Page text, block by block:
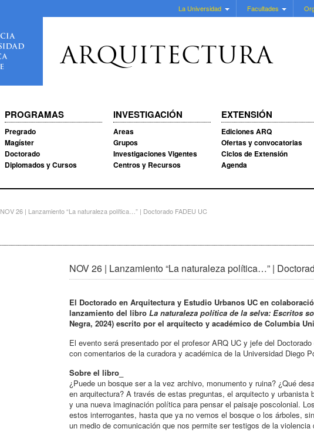
La Universidad Facultades
ARQUITECTURA
PROGRAMAS
Pregrado
Magíster
Doctorado
Diplomados y Cursos
INVESTIGACIÓN
Areas
Grupos
Investigaciones Vigentes
Centros y Recursos
EXTENSIÓN
Ediciones ARQ
Ofertas y convocatorias
Ciclos de Extensión
Agenda
NOV 26 | Lanzamiento “La naturaleza política…” | Doctorado FADEU UC
NOV 26 | Lanzamiento “La naturaleza política…” |
El Doctorado en Arquitectura y Estudio Urbanos UC en
lanzamiento del libro La naturaleza política de la selva: Escritos
Negra, 2024) escrito por el arquitecto y académico de Columbia
El evento será presentado por el profesor ARQ UC y jefe del
con comentarios de la curadora y académica de la Universidad Diego
Sobre el libro_
¿Puede un bosque ser a la vez archivo, monumento y ruina? ¿Qué
en arquitectura? A través de estas preguntas, el arquitecto y
y una nueva imaginación política para pensar el paisaje poscolonial.
estos interrogantes, hasta que ya no vemos el bosque o los árboles,
un medio de comunicación que nos permite ser testigos de la